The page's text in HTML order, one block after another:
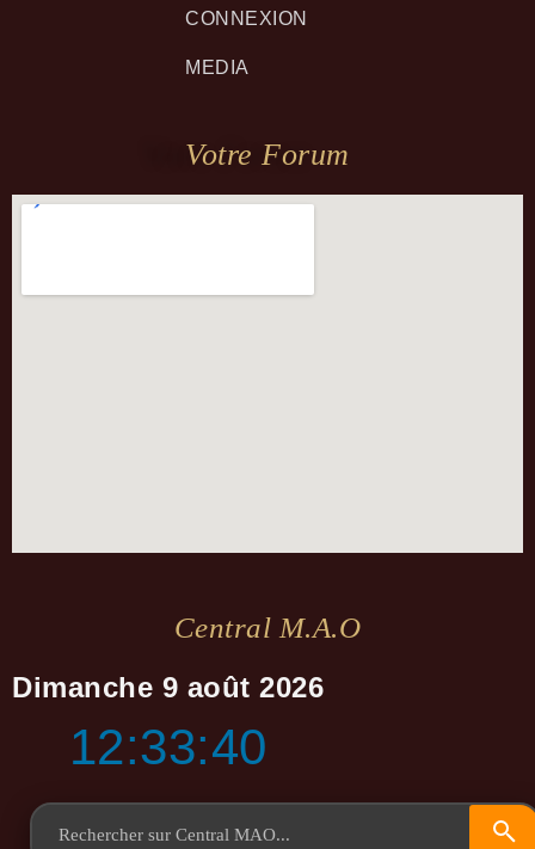
CONNEXION
MEDIA
Votre Forum
Central M.a.o
Dimanche 9 août 2026
12:33:40